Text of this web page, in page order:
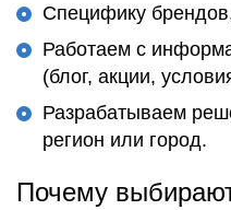
Специфику
Работаем с
(блог, акции,
Разрабатываем
регион или город.
Почему